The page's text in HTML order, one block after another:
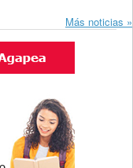
Más noticias